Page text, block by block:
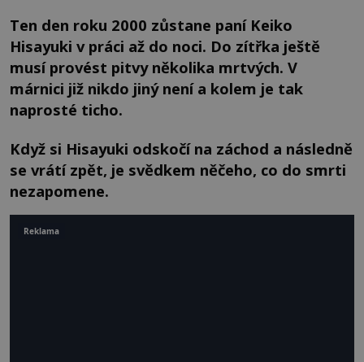
Ten den roku 2000 zůstane paní Keiko
Hisayuki v práci až do noci. Do zítřka ještě
musí provést pitvy několika mrtvých. V
márnici již nikdo jiný není a kolem je tak
naprosté ticho.
Když si Hisayuki odskočí na záchod a následně
se vrátí zpět, je svědkem něčeho, co do smrti
nezapomene.
Reklama